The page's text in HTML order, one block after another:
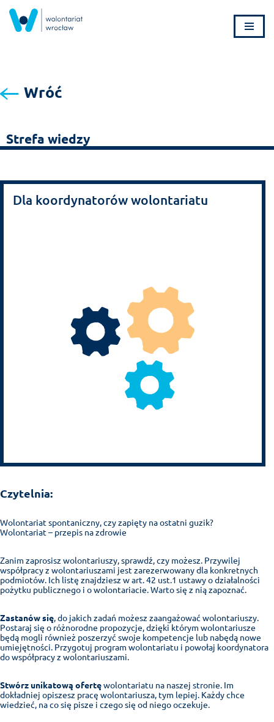
Przejdź
Wróć
Strefa wiedzy
Dla koordynatorów wolontariatu
Czytelnia:
Wolontariat spontaniczny, czy zapięty na ostatni guzik?
Wolontariat – przepis na zdrowie
Zanim zaprosisz wolontariuszy, sprawdź, czy możesz. Przywilej
współpracy z wolontariuszami jest zarezerwowany dla konkretnych
podmiotów. Ich listę znajdziesz w art. 42 ust.1 ustawy o działalności
pożytku publicznego i o wolontariacie. Warto się z nią zapoznać.
Zastanów się , do jakich zadań możesz zaangażować wolontariuszy.
Postaraj się o różnorodne propozycje, dzięki którym wolontariusze
będą mogli również poszerzyć swoje kompetencje lub nabędą nowe
umiejętności. Przygotuj program wolontariatu i powołaj koordynatora
do współpracy z wolontariuszami.
Stwórz unikatową ofertęwolontariatu na naszej stronie. Im
dokładniej opiszesz pracę wolontariusza, tym lepiej. Każdy chce
wiedzieć, na co się pisze i czego się od niego oczekuje.